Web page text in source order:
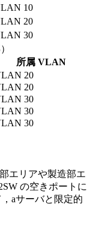
10
20
30
所属 VLAN
20
20
30
30
30
エリアや製造部エ
の空きポートに
aサーバと限定的